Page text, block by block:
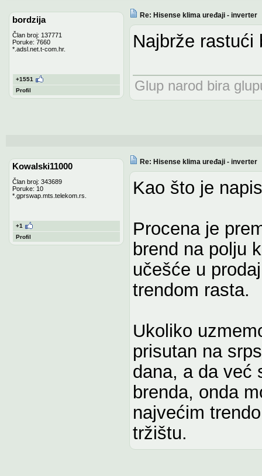
bordzija
Član broj: 137771
Poruke: 7660
*.adsl.net.t-com.hr.
+1551
Profil
Re: Hisense klima uređaji - inverter
Najbrže rastući
Glup narod bira
Kowalski11000
Član broj: 343689
Poruke: 10
*.gprswap.mts.telekom.rs.
+1
Profil
Re: Hisense klima uređaji - inverter
Kao što je
Procena je
brend na polju
učešće u
trendom rasta.
Ukoliko
prisutan na
dana, a da već
brenda, onda
najvećim
tržištu.